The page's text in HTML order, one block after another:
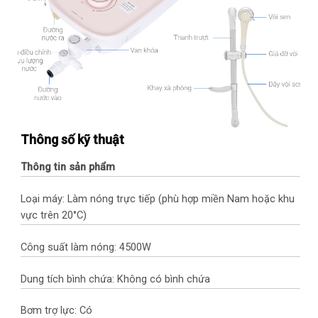
Thông số kỹ thuật
Thông tin sản phẩm
Loại máy: Làm nóng trực tiếp (phù hợp miền Nam hoặc khu
vực trên 20°C)
Công suất làm nóng: 4500W
Dung tích bình chứa: Không có bình chứa
Bơm trợ lực: Có